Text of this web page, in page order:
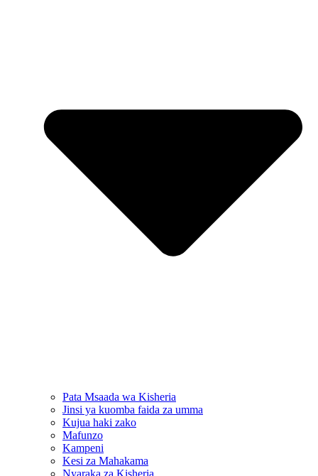
Pata Msaada wa Kisheria
Jinsi ya kuomba faida za umma
Kujua haki zako
Mafunzo
Kampeni
Kesi za Mahakama